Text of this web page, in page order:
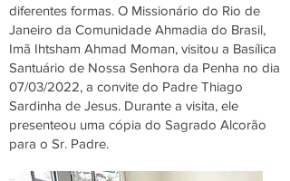
diferentes formas. O Missionário do Rio de
Janeiro da Comunidade Ahmadia do Brasil,
Imã Ihtsham Ahmad Moman, visitou a Basílica
Santuário de Nossa Senhora da Penha no dia
07/03/2022, a convite do Padre Thiago
Sardinha de Jesus. Durante a visita, ele
presenteou uma cópia do Sagrado Alcorão
para o Sr. Padre.